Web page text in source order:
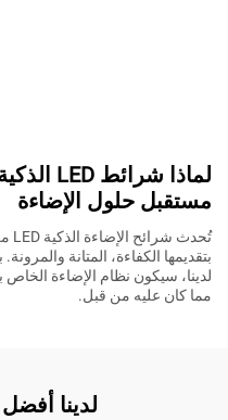
مستقبل حلول الإضاءة
لدينا، سيكون نظام الإضاءة
مما كان عليه من قبل.
لدينا